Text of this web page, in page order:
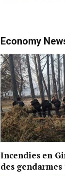
Economy
Incendies en
des